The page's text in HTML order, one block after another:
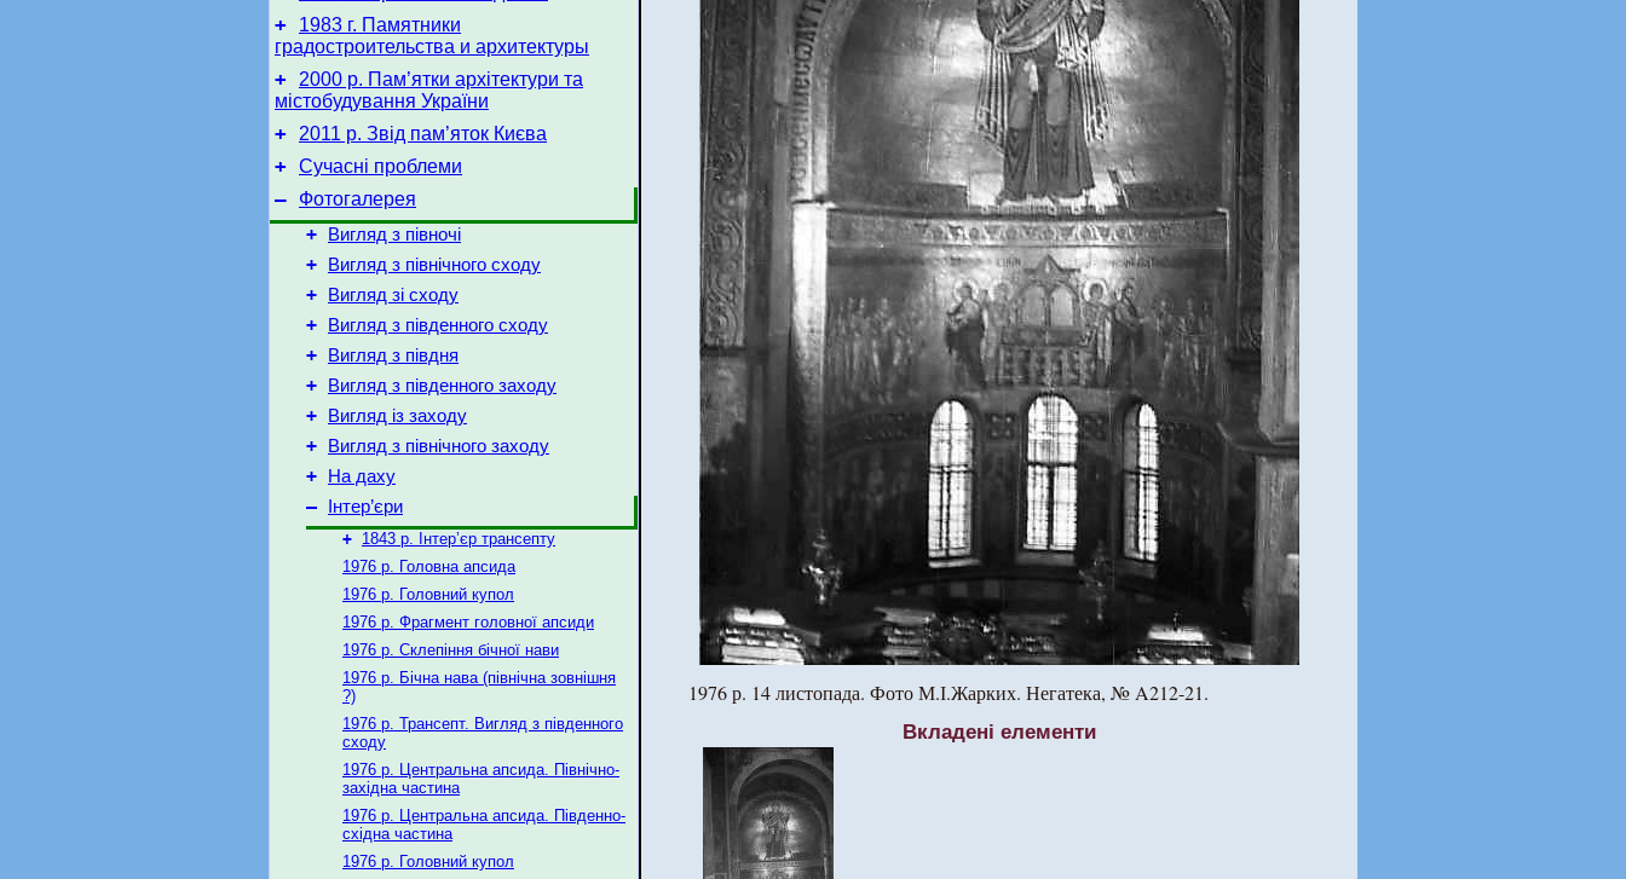
+
1983 г. Памятники
градостроительства и архитектуры
+
2000 р. Пам’ятки архітектури та
містобудування України
+ 2011 р. Звід пам’яток Києва
+ Сучасні проблеми
–
Фотогалерея
+
Вигляд з півночі
+ Вигляд з північного сходу
+ Вигляд зі сходу
+ Вигляд з південного сходу
+ Вигляд з півдня
+ Вигляд з південного заходу
+ Вигляд із заходу
+ Вигляд з північного заходу
+ На даху
– Інтер’єри
+ 1843 р. Інтер’єр трансепту
1976 р. Головна апсида
1976 р. Головний купол
1976 р. Фрагмент головної апсиди
1976 р. Склепіння бічної нави
1976 р. Бічна нава (північна зовнішня
?)
1976 р. Трансепт. Вигляд з південного
сходу
1976 р. Центральна апсида. Північно-
західна частина
1976 р. Центральна апсида. Південно-
східна частина
1976 р. Головний купол
1976 р. 14 листопада. Фото М.І.Жарких. Негатека, № A212-21.
Вкладені елементи